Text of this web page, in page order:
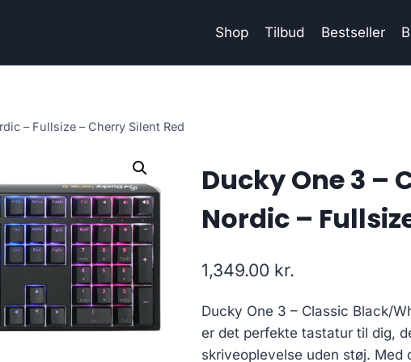
Shop Tilbud Bestseller
– Fullsize – Cherry Silent Red
Ducky One 3 –
Nordic –
1,349.00 kr.
Ducky One 3 – Classic Black/
er det perfekte tastatur til dig,
skriveoplevelse uden støj. Med